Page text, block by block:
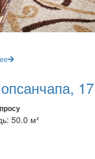
17
50.0 м²